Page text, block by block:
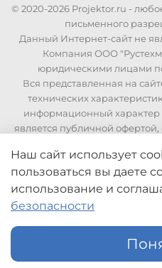
© 2020-2026 Projektor.ru -
письменного
Данный Интернет-сайт не
Компания ООО
юридическими лицами
Вся представленная на
технических
информационный характер
является публичной
стоимости и технических
связаться с нашими
на
Каталог Поиск
Наш сайт использует
пользоваться вы даете
использование и
безопасности